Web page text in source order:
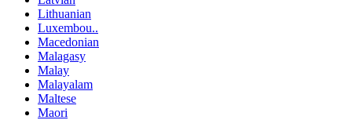
Lithuanian
Luxembou..
Macedonian
Malagasy
Malay
Malayalam
Maltese
Maori